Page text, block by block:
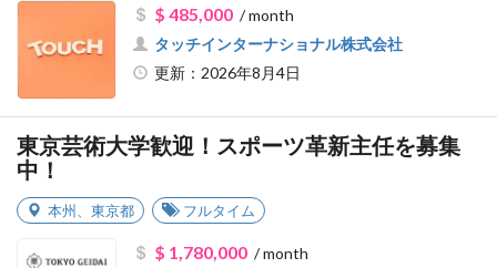
$ 485,000/ month
タッチインターナショナル株式会社
更新：2026年8月4日
東京芸術大学歓迎！スポーツ革新主任を募集
中！
本州 東京都 フルタイム
$ 1,780,000/ month